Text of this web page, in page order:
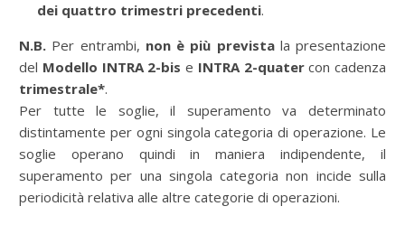
dei quattro trimestri precedenti.
N.B. Per entrambi, nonè più previstala presentazione
del Modello INTRA 2-bis e INTRA 2-quatercon cadenza
trimestrale*.
Per tutte le soglie, il superamento va determinato
distintamente per ogni singola categoria di operazione. Le
soglie operano quindi in maniera indipendente, il
superamento per una singola categoria non incide sulla
periodicità relativa alle altre categorie di operazioni.